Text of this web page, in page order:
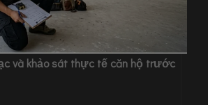
và khảo sát thực tế căn hộ trước